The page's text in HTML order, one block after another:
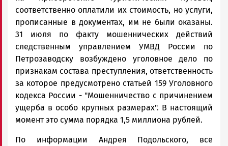
соответственно оплатили их стоимость, но услуги,
прописанные в документах, им не были оказаны.
31 июля по факту мошеннических действий
следственным управлением УМВД России по
Петрозаводску возбуждено уголовное дело по
признакам состава преступления, ответственность
за которое предусмотрено статьей 159 Уголовного
кодекса России - "Мошенничество с причинением
ущерба в особо крупных размерах". В настоящий
момент это сумма порядка 1,5 миллиона рублей.
По информации Андрея Подольского, все